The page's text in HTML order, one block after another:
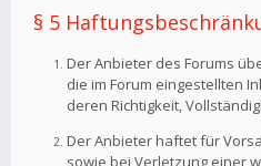
§ 5
Der Anbieter des Forums
die im Forum eingestellten
deren Richtigkeit,
Der Anbieter haftet für
sowie bei Verletzung einer